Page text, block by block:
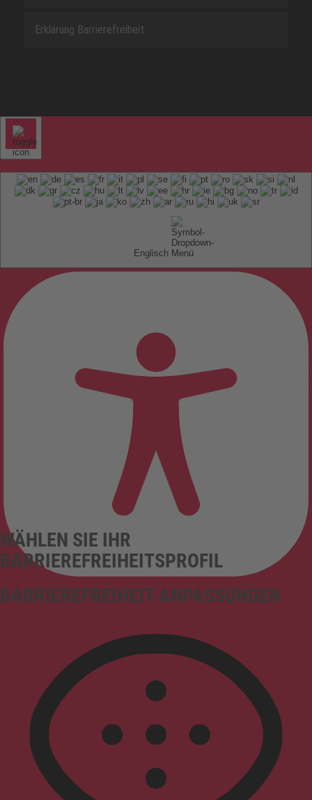
Erklärung Barrierefreiheit
Englisch
BARRIEREFREIHEIT-ANPASSUNGEN
WÄHLEN SIE IHR
BARRIEREFREIHEITSPROFIL